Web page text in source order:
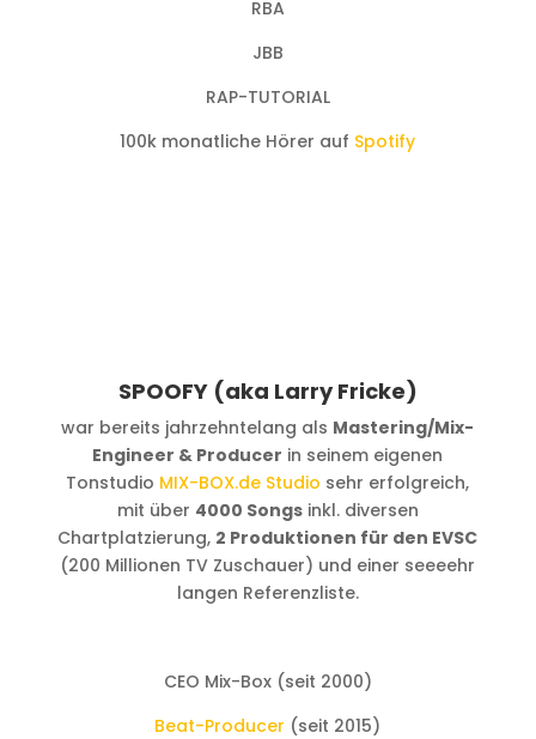
RBA
JBB
RAP-TUTORIAL
100k monatliche Hörer auf Spotify
SPOOFY (aka Larry Fricke)
war bereits jahrzehntelang als Mastering/Mix-
Engineer & Producer in seinem eigenen
Tonstudio MIX-BOX.de Studio sehr erfolgreich,
mit über 4000 Songsinkl. diversen
Chartplatzierung, 2 Produktionen für den EVSC
(200 Millionen TV Zuschauer) und einer seeeehr
langen Referenzliste.
CEO Mix-Box (seit 2000)
Beat-Producer (seit 2015)